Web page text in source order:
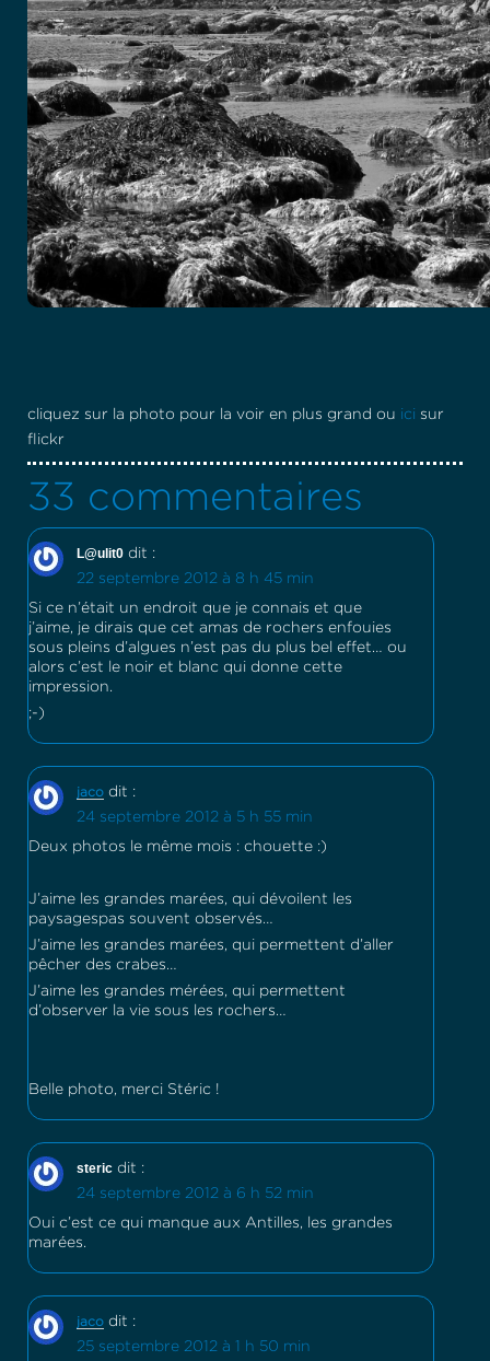
cliquez sur la photo pour la voir en plus grand ou ici sur
flickr
33 commentaires
L@ulit0 dit :
22 septembre 2012 à 8 h 45 min
Si ce n’était un endroit que je connais et que
j’aime, je dirais que cet amas de rochers enfouies
sous pleins d’algues n’est pas du plus bel effet… ou
alors c’est le noir et blanc qui donne cette
impression.
;-)
jaco dit :
24 septembre 2012 à 5 h 55 min
Deux photos le même mois : chouette :)
J’aime les grandes marées, qui dévoilent les
paysagespas souvent observés…
J’aime les grandes marées, qui permettent d’aller
pêcher des crabes…
J’aime les grandes mérées, qui permettent
d’observer la vie sous les rochers…
Belle photo, merci Stéric !
steric dit :
24 septembre 2012 à 6 h 52 min
Oui c’est ce qui manque aux Antilles, les grandes
marées.
jaco dit :
25 septembre 2012 à 1 h 50 min